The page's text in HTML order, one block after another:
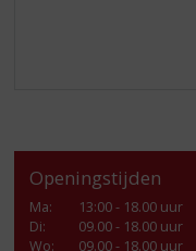
Openingstijden
Ma:
13:00 - 18.00 uur
Di:
09.00 - 18.00 uur
Wo:
09.00 - 18.00 uur